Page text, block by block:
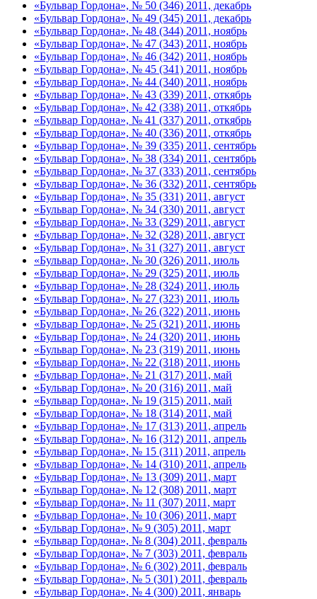
«Бульвар Гордона», № 50 (346) 2011, декабрь
«Бульвар Гордона», № 49 (345) 2011, декабрь
«Бульвар Гордона», № 48 (344) 2011, ноябрь
«Бульвар Гордона», № 47 (343) 2011, ноябрь
«Бульвар Гордона», № 46 (342) 2011, ноябрь
«Бульвар Гордона», № 45 (341) 2011, ноябрь
«Бульвар Гордона», № 44 (340) 2011, ноябрь
«Бульвар Гордона», № 43 (339) 2011, откябрь
«Бульвар Гордона», № 42 (338) 2011, откябрь
«Бульвар Гордона», № 41 (337) 2011, откябрь
«Бульвар Гордона», № 40 (336) 2011, откябрь
«Бульвар Гордона», № 39 (335) 2011, сентябрь
«Бульвар Гордона», № 38 (334) 2011, сентябрь
«Бульвар Гордона», № 37 (333) 2011, сентябрь
«Бульвар Гордона», № 36 (332) 2011, сентябрь
«Бульвар Гордона», № 35 (331) 2011, август
«Бульвар Гордона», № 34 (330) 2011, август
«Бульвар Гордона», № 33 (329) 2011, август
«Бульвар Гордона», № 32 (328) 2011, август
«Бульвар Гордона», № 31 (327) 2011, август
«Бульвар Гордона», № 30 (326) 2011, июль
«Бульвар Гордона», № 29 (325) 2011, июль
«Бульвар Гордона», № 28 (324) 2011, июль
«Бульвар Гордона», № 27 (323) 2011, июль
«Бульвар Гордона», № 26 (322) 2011, июнь
«Бульвар Гордона», № 25 (321) 2011, июнь
«Бульвар Гордона», № 24 (320) 2011, июнь
«Бульвар Гордона», № 23 (319) 2011, июнь
«Бульвар Гордона», № 22 (318) 2011, июнь
«Бульвар Гордона», № 21 (317) 2011, май
«Бульвар Гордона», № 20 (316) 2011, май
«Бульвар Гордона», № 19 (315) 2011, май
«Бульвар Гордона», № 18 (314) 2011, май
«Бульвар Гордона», № 17 (313) 2011, апрель
«Бульвар Гордона», № 16 (312) 2011, апрель
«Бульвар Гордона», № 15 (311) 2011, апрель
«Бульвар Гордона», № 14 (310) 2011, апрель
«Бульвар Гордона», № 13 (309) 2011, март
«Бульвар Гордона», № 12 (308) 2011, март
«Бульвар Гордона», № 11 (307) 2011, март
«Бульвар Гордона», № 10 (306) 2011, март
«Бульвар Гордона», № 9 (305) 2011, март
«Бульвар Гордона», № 8 (304) 2011, февраль
«Бульвар Гордона», № 7 (303) 2011, февраль
«Бульвар Гордона», № 6 (302) 2011, февраль
«Бульвар Гордона», № 5 (301) 2011, февраль
«Бульвар Гордона», № 4 (300) 2011, январь